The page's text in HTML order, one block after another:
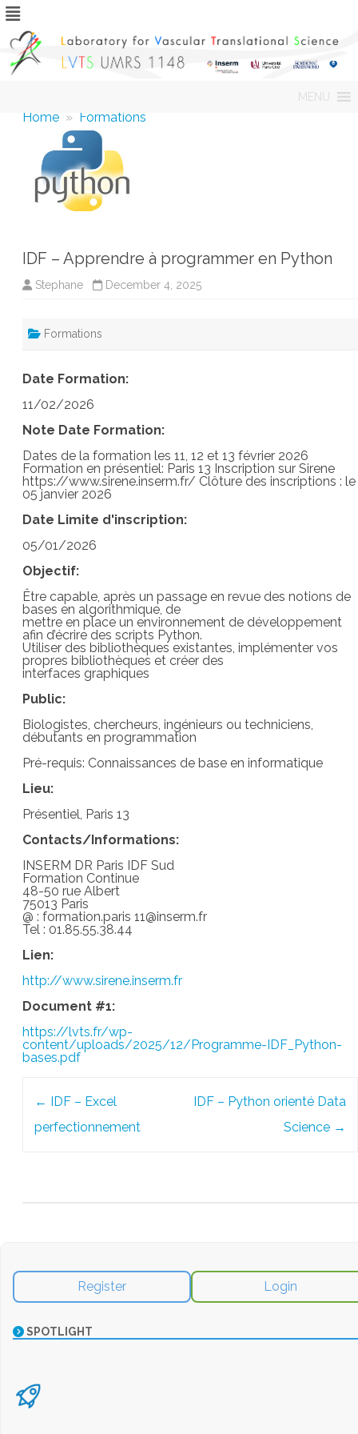
MENU
Home » Formations
IDF – Apprendre à programmer en Python
Stephane December 4, 2025
Formations
Date Formation:
11/02/2026
Note Date Formation:
Dates de la formation les 11, 12 et 13 février 2026
Formation en présentiel: Paris 13 Inscription sur Sirene
https://www.sirene.inserm.fr/ Clôture des inscriptions : le
05 janvier 2026
Date Limite d'inscription:
05/01/2026
Objectif:
Être capable, après un passage en revue des notions de
bases en algorithmique, de
mettre en place un environnement de développement
afin d’écrire des scripts Python.
Utiliser des bibliothèques existantes, implémenter vos
propres bibliothèques et créer des
interfaces graphiques
Public:
Biologistes, chercheurs, ingénieurs ou techniciens,
débutants en programmation
Pré-requis: Connaissances de base en informatique
Lieu:
Présentiel, Paris 13
Contacts/Informations:
INSERM DR Paris IDF Sud
Formation Continue
48-50 rue Albert
75013 Paris
@ : formation.paris 11@inserm.fr
Tel : 01.85.55.38.44
Lien:
http://www.sirene.inserm.fr
Document #1:
https://lvts.fr/wp-
content/uploads/2025/12/Programme-IDF_Python-
bases.pdf
← IDF – Excel
perfectionnement
IDF – Python orienté Data
Science →
Register Login
SPOTLIGHT